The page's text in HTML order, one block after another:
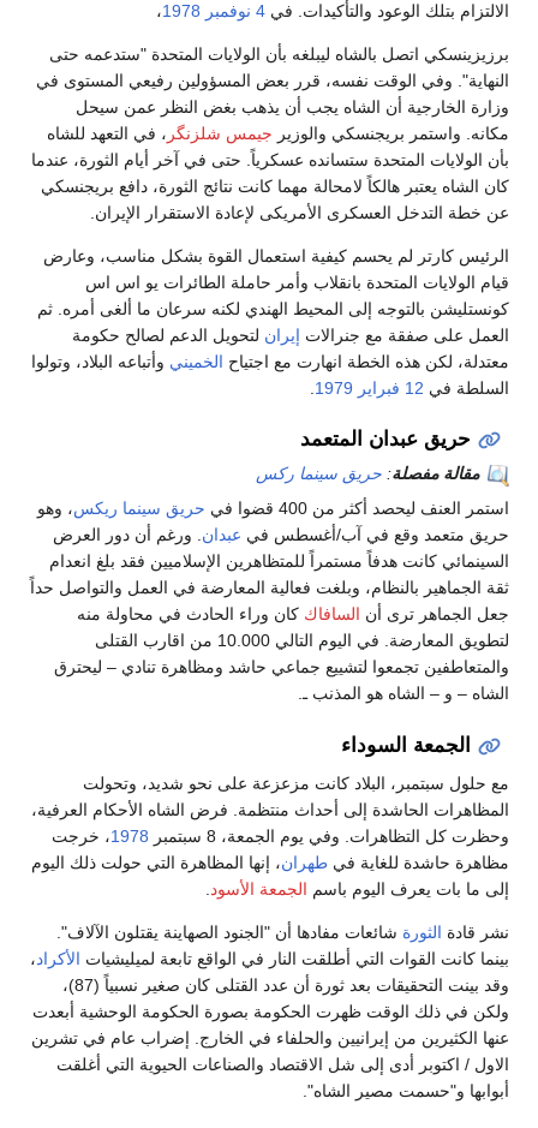
الالتزام بتلك الوعود والتأكيدات. في 4 نوفمبر 1978،
برزيزينسكي اتصل بالشاه ليبلغه بأن الولايات المتحدة "ستدعمه حتى
النهاية". وفي الوقت نفسه، قرر بعض المسؤولين رفيعي المستوى في
وزارة الخارجية أن الشاه يجب أن يذهب بغض النظر عمن سيحل
مكانه. واستمر بريجنسكي والوزير جيمس شلزنگر ، في التعهد للشاه
بأن الولايات المتحدة ستسانده عسكرياً. حتى في آخر أيام الثورة، عندما
كان الشاه يعتبر هالكاً لامحالة مهما كانت نتائج الثورة، دافع بريجنسكي
عن خطة التدخل العسكرى الأمريكى لإعادة الاستقرار الإيران.
الرئيس كارتر لم يحسم كيفية استعمال القوة بشكل مناسب، وعارض
قيام الولايات المتحدة بانقلاب وأمر حاملة الطائرات يو اس اس
كونستليشن بالتوجه إلى المحيط الهندي لكنه سرعان ما ألغى أمره. ثم
العمل على صفقة مع جنرالات إيران لتحويل الدعم لصالح حكومة
معتدلة، لكن هذه الخطة انهارت مع اجتياح الخميني وأتباعه البلاد، وتولوا
السلطة في 12 فبراير 1979
حريق عبدان المتعمد
مقالة مفصلة: حريق سينما ركس
استمر العنف ليحصد أكثر من 400 قضوا في
حريق سينما ريكس، وهو
حريق متعمد وقع في آب/أغسطس في عبدان. ورغم أن دور العرض
السينمائي كانت هدفاً مستمراً للمتظاهرين الإسلاميين فقد بلغ انعدام
ثقة الجماهير بالنظام، وبلغت فعالية المعارضة في العمل والتواصل حداً
جعل الجماهر ترى أن السافاك كان وراء الحادث في محاولة منه
لتطويق المعارضة. في اليوم التالي 10.000 من اقارب القتلى
والمتعاطفين تجمعوا لتشييع جماعي حاشد ومظاهرة تنادي – ليحترق
الشاه – و – الشاه هو المذنب ـ.
الجمعة السوداء
مع حلول سبتمبر، البلاد كانت مزعزعة على نحو شديد، وتحولت
المظاهرات الحاشدة إلى أحداث منتظمة. فرض الشاه الأحكام العرفية،
وحظرت كل التظاهرات. وفي يوم الجمعة، 8 سبتمبر
1978، خرجت
مظاهرة حاشدة للغاية في طهران، إنها المظاهرة التي حولت ذلك اليوم
إلى ما بات يعرف اليوم باسم الجمعة الأسود
نشر قادة الثورة شائعات مفادها أن "الجنود الصهاينة يقتلون الآلاف".
بينما كانت القوات التي أطلقت النار في الواقع تابعة لميليشيات الأكراد،
وقد بينت التحقيقات بعد ثورة أن عدد القتلى كان صغير نسبياً (87)،
ولكن في ذلك الوقت ظهرت الحكومة بصورة الحكومة الوحشية أبعدت
عنها الكثيرين من إيرانيين والحلفاء في الخارج. إضراب عام في تشرين
الاول / اكتوبر أدى إلى شل الاقتصاد والصناعات الحيوية التي أغلقت
أبوابها و"حسمت مصير الشاه".